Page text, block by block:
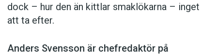
dock – hur den än kittlar smaklökarna – inget
att ta efter.
Anders Svensson är chefredaktör på